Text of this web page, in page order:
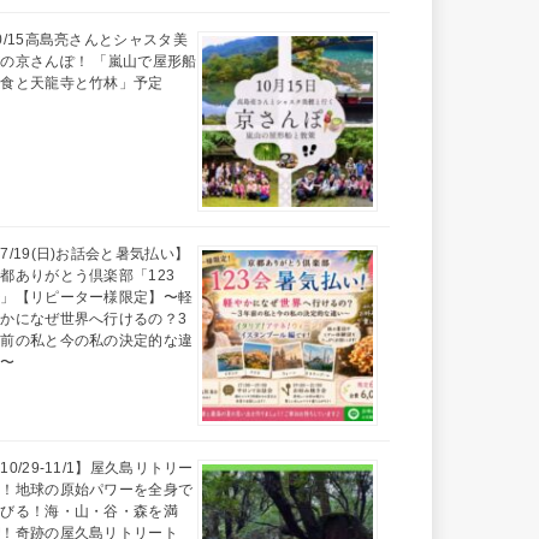
15高島亮さんとシャスタ美
京さんぽ！ 「嵐山で屋形船
と天龍寺と竹林」予定
7/19(日)お話会と暑気払い】
ありがとう倶楽部「123
【リピーター様限定】〜軽
になぜ世界へ行けるの？3
の私と今の私の決定的な違
10/29-11/1】屋久島リトリー
！地球の原始パワーを全身で
る！海・山・谷・森を満
奇跡の屋久島リトリート